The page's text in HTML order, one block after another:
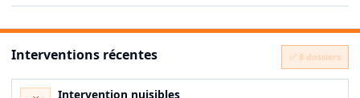
Interventions récentes ✅ 8 dossiers
Intervention nuisibles